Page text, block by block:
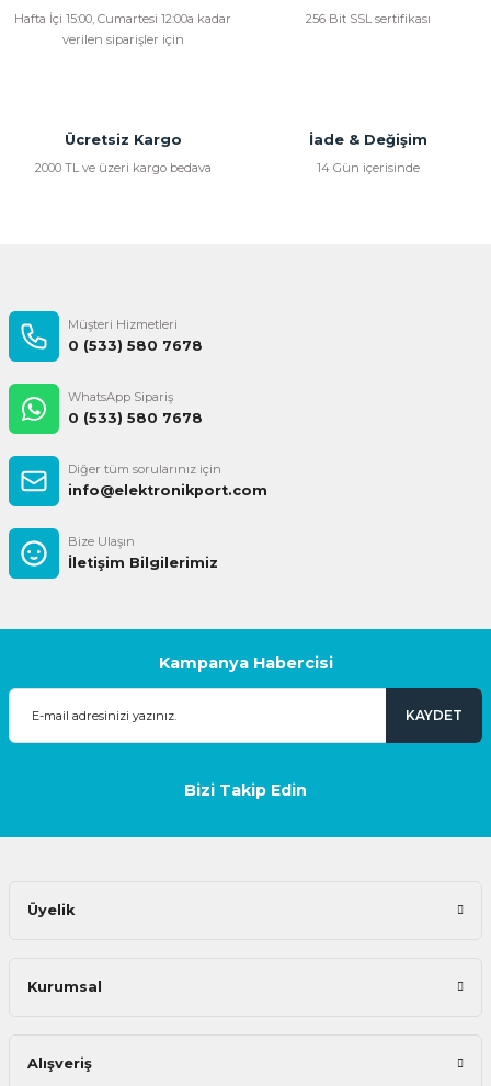
Hafta İçi 15:00, Cumartesi 12:00a kadar
verilen siparişler için
256 Bit SSL sertifikası
Ücretsiz Kargo
2000 TL ve üzeri kargo bedava
İade & Değişim
14 Gün içerisinde
Müşteri Hizmetleri
0 (533) 580 7678
WhatsApp Sipariş
0 (533) 580 7678
Diğer tüm sorularınız için
info@elektronikport.com
Bize Ulaşın
İletişim Bilgilerimiz
Kampanya Habercisi
KAYDET
Bizi Takip Edin
Üyelik
Kurumsal
Alışveriş